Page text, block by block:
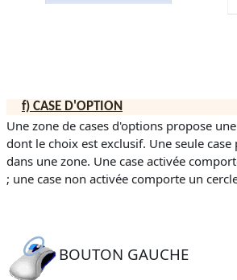
f) CASE D'OPTION
Une zone de cases d'options propose
dont le choix est exclusif. Une seule case
dans une zone. Une case activée
; une case non activée comporte un
BOUTON GAUCHE